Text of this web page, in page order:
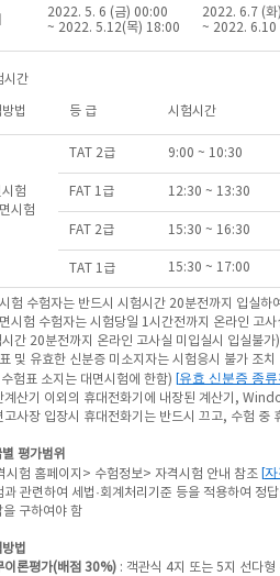
2022. 5. 6 (금) 00:00
~ 2022. 5.12(목) 18:00
2022. 6.7 (
~ 2022. 6.10
시간
법 등 급 시험시간
험
시험
TAT 2급 9:00 ~ 10:30
FAT 1급 12:30 ~ 13:30
FAT 2급 15:30 ~ 16:30
TAT 1급 15:30 ~ 17:00
험 수험자는 반드시 시험시간 20분전까지 입실하
시험 수험자는 시험당일 1시간전까지 온라인 고
간 20분전까지 온라인 고사실 미입실시 입실불가)
및 유효한 신분증 미소지자는 시험응시 불가 조치
험표 소지는 대면시험에 한함) [유효 신분증 종류
산기 이외의 휴대전화기에 내장된 계산기,
사장 입장시 휴대전화기는 반드시 끄고, 수험 중
평가범위
시험 홈페이지> 수험정보> 자격시험 안내 참조 [자
관련하여 세법·회계처리기준 등을 적용하여 정
을 구하여야 함
법
이론평가(배점 30%) : 객관식 4지 또는 5지 선다